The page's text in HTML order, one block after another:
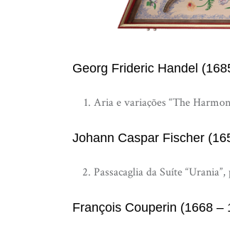
Georg Frideric Handel
Aria e variações “The
Johann Caspar Fischer
Passacaglia da Suíte
François Couperin (1668 –